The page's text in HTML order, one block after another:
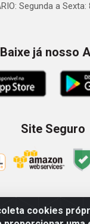
cookies
Segunda a Sexta:
Baixe já nosso
Site Seguro
Comércio LTDA - Av.